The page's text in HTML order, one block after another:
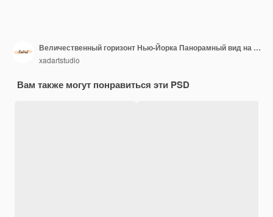
Величественный горизонт Нью-Йорка Панорамный вид на знаковые небоскребы
xadartstudio
Вам также могут понравиться эти PSD